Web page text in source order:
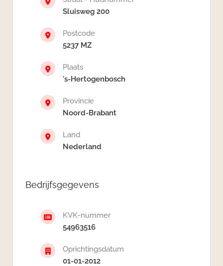
Sluisweg 200
Postcode
5237 MZ
Plaats
's-Hertogenbosch
Provincie
Noord-Brabant
Land
Nederland
Bedrijfsgegevens
KVK-nummer
54963516
Oprichtingsdatum
01-01-2012